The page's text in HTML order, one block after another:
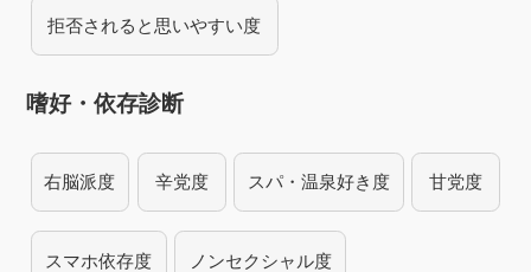
拒否されると思いやすい度
嗜好・依存診断
右脳派度 辛党度 スパ・温泉好き度 甘党度
スマホ依存度 ノンセクシャル度